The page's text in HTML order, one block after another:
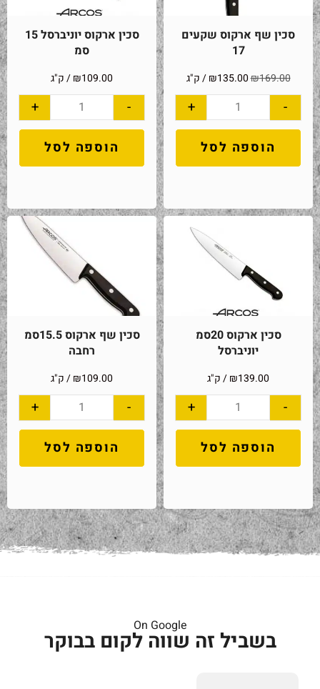
סכין שף ארקוס שקעים
17
₪169.00
₪135.00 / ק"ג
-
+
הוספה לסל
סכין ארקוס יוניברסל 15
סמ
₪109.00 / ק"ג
-
+
הוספה לסל
סכין ארקוס 20סמ
יוניברסל
₪139.00 / ק"ג
-
+
הוספה לסל
סכין שף ארקוס 15.5סמ
רחבה
₪109.00 / ק"ג
-
+
הוספה לסל
On Google
בשביל זה שווה לקום בבוקר